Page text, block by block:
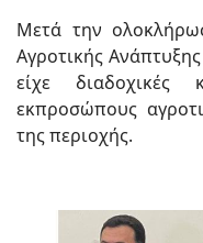
Μετά την
Αγροτικής
είχε διαδοχικές
εκπροσώπους
της περιοχής.